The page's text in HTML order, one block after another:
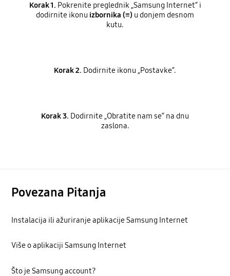
Korak 1. Pokrenite preglednik „Samsung Internet“ i
dodirnite ikonu izbornika (≡) u donjem desnom
kutu.
Korak 2. Dodirnite ikonu „Postavke“.
Korak 3. Dodirnite „Obratite nam se“ na dnu
zaslona.
Povezana Pitanja
Instalacija ili ažuriranje aplikacije Samsung Internet
Više o aplikaciji Samsung Internet
Što je Samsung account?